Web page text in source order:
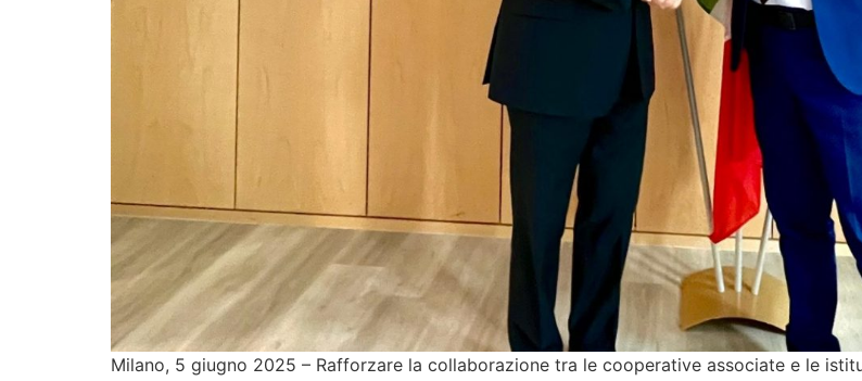
Milano, 5 giugno 2025 – Rafforzare la collaborazione tra le cooperative associate e le